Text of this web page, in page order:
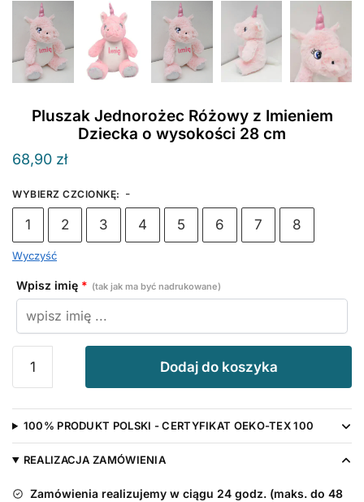
Pluszak Jednorożec Różowy z Imieniem
Dziecka o wysokości 28 cm
68,90 zł
WYBIERZ CZCIONKĘ: -
1 2 3 4 5 6 7 8
Wyczyść
Wpisz imię * (tak jak ma być nadrukowane)
Pluszak
Jednorożec
Różowy
z
Imieniem
o
Dodaj do koszyka
100% PRODUKT POLSKI - CERTYFIKAT OEKO-TEX 100
REALIZACJA ZAMÓWIENIA
Zamówienia realizujemy w ciągu 24 godz. (maks. do 48